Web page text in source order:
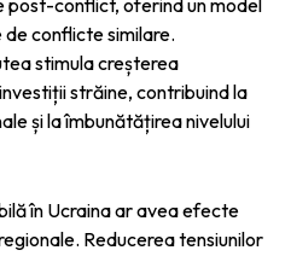
conflicte similare.
stimula creșterea
străine, contribuind la
și la îmbunătățirea nivelului
în Ucraina ar avea efecte
Reducerea tensiunilor